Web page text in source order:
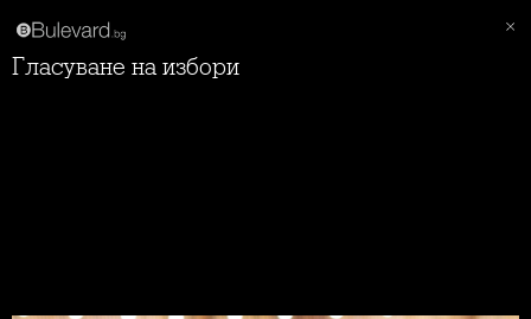
Гласуване на избори